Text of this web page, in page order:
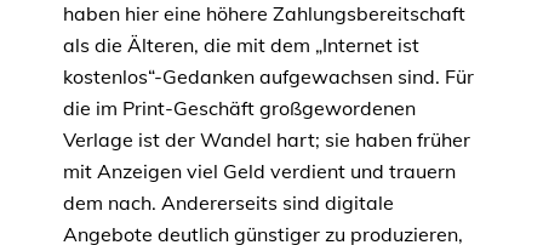
haben hier eine höhere Zahlungsbereitschaft
als die Älteren, die mit dem „Internet ist
kostenlos“-Gedanken aufgewachsen sind. Für
die im Print-Geschäft großgewordenen
Verlage ist der Wandel hart; sie haben früher
mit Anzeigen viel Geld verdient und trauern
dem nach. Andererseits sind digitale
Angebote deutlich günstiger zu produzieren,